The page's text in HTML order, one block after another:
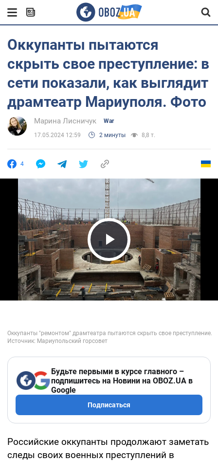
Оккупанты пытаются
скрыть свое преступление: в
сети показали, как выглядит
драмтеатр Мариуполя. Фото
Марина Лисничук War
17.05.2024 12:59 2 минуты 8,8 т.
4
Play Video
Будьте первыми в курсе главного –
подпишитесь на Новини на OBOZ.UA в
Google
Подписаться
Российские оккупанты продолжают заметать
следы своих военных преступлений в